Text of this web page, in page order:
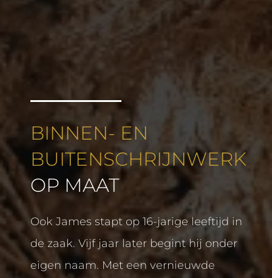
BINNEN- EN
BUITENSCHRIJNWERK
OP MAAT
Ook James stapt op 16-jarige leeftijd in
de zaak. Vijf jaar later begint hij onder
eigen naam. Met een vernieuwde